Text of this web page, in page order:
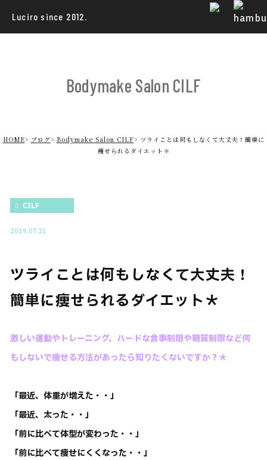
Luciro since 2012.
Bodymake Salon CILF
HOME ブログ Bodymake Salon CILF
ツライことは何もしなくて大丈夫！簡単に
痩せられるダイエット＊
CILF
2019.07.31
ツライことは何もしなくて大丈夫！
簡単に痩せられるダイエット＊
激しい運動やトレーニング、ハードな食事制限や糖質制限など何
もしないで痩せる方法があったら知りたくないですか？＊
「最近、体重が増えた・・」
「最近、太った・・」
「前に比べて体型が変わった・・」
「前に比べて痩せにくくなった・・」